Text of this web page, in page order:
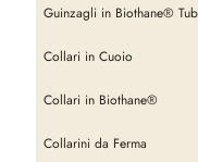
Guinzagli in Biothane®
Collari in Cuoio
Collari in Biothane®
Collarini da Ferma